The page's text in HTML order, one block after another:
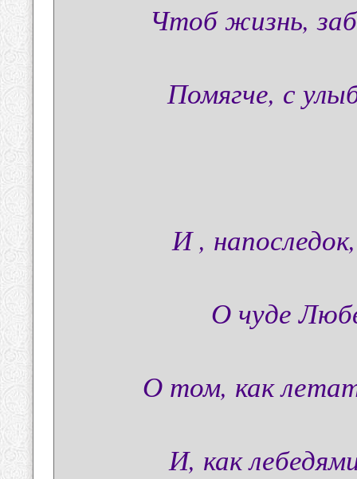
Чтоб жизнь,
Помягче, с
И ,
О чуде
О том, как
И, как